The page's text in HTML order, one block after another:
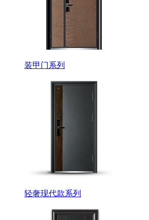
装甲门系列
轻奢现代款系列